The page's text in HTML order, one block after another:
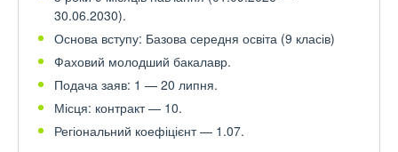
30.06.2030).
Основа вступу: Базова середня освіта (9 класів)
Фаховий молодший бакалавр.
Подача заяв: 1 — 20 липня.
Місця: контракт — 10.
Регіональний коефіцієнт — 1.07.